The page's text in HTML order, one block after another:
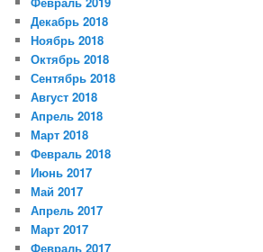
Декабрь 2018
Ноябрь 2018
Октябрь 2018
Сентябрь 2018
Август 2018
Апрель 2018
Март 2018
Февраль 2018
Июнь 2017
Май 2017
Апрель 2017
Март 2017
Февраль 2017